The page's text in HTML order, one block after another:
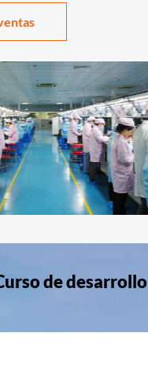
de desarrollo